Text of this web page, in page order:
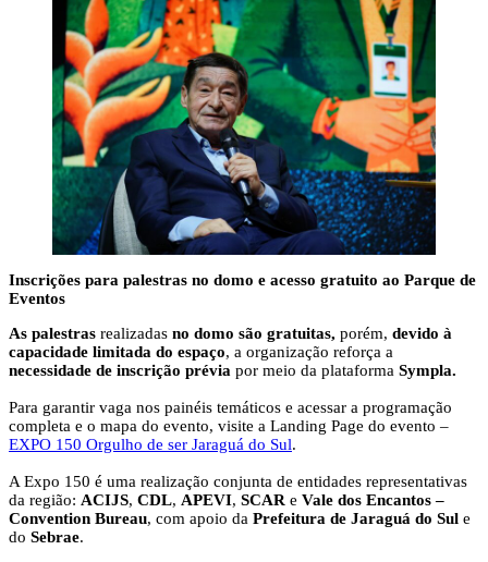
Inscrições para palestras no domo e acesso gratuito ao Parque de
Eventos
As palestras realizadas no domo são gratuitas, porém, devido à
capacidade limitada do espaço, a organização reforça a
necessidade de inscrição prévia por meio da plataforma Sympla.
Para garantir vaga nos painéis temáticos e acessar a programação
completa e o mapa do evento, visite a Landing Page do evento –
EXPO 150 Orgulho de ser Jaraguá do Sul.
A Expo 150 é uma realização conjunta de entidades representativas
da região: ACIJS, CDL, APEVI, SCAR e Vale dos Encantos –
Convention Bureau, com apoio da Prefeitura de Jaraguá do Sul e
do Sebrae.